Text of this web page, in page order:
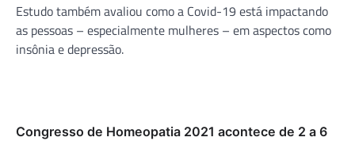
Estudo também avaliou como a Covid-19 está impactando
as pessoas – especialmente mulheres – em aspectos como
insônia e depressão.
Congresso de Homeopatia 2021 acontece de 2 a 6